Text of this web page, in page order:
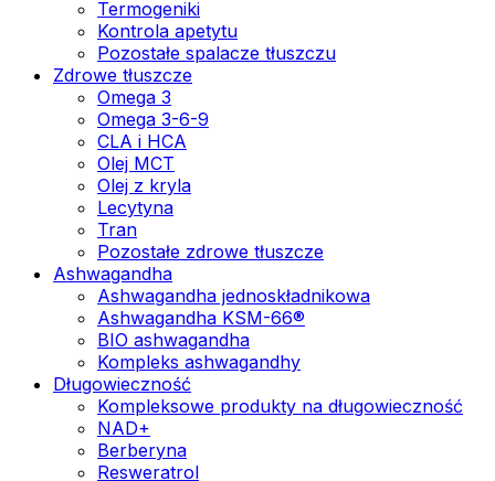
Termogeniki
Kontrola apetytu
Pozostałe spalacze tłuszczu
Zdrowe tłuszcze
Omega 3
Omega 3-6-9
CLA i HCA
Olej MCT
Olej z kryla
Lecytyna
Tran
Pozostałe zdrowe tłuszcze
Ashwagandha
Ashwagandha jednoskładnikowa
Ashwagandha KSM-66®
BIO ashwagandha
Kompleks ashwagandhy
Długowieczność
Kompleksowe produkty na długowieczność
NAD+
Berberyna
Resweratrol